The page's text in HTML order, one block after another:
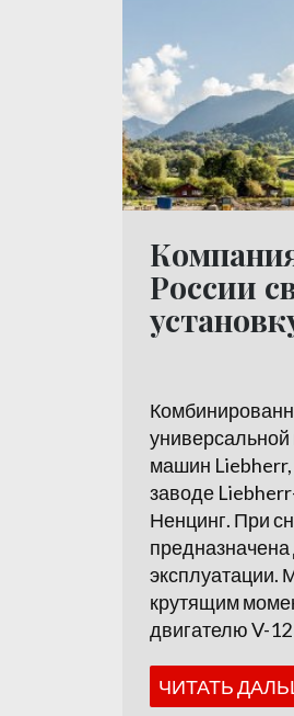
России
машин
заводе
Ненцинг. При
эксплуатации.
крутящим
двигателю V-
ЧИТАТЬ